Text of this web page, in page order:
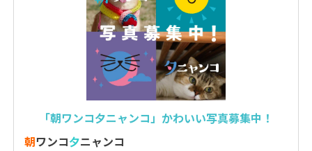
「朝ワンコ夕ニャンコ」かわいい写真募集中！
朝ワンコ夕ニャンコ